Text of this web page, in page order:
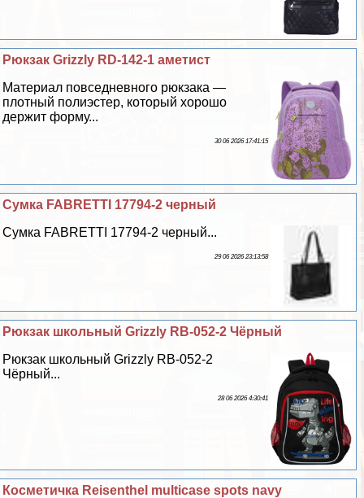
Рюкзак Grizzly RD-142-1 аметист
Материал повседневного рюкзака —
плотный полиэстер, который хорошо
держит форму...
30 06 2026 17:41:15
Сумка FABRETTI 17794-2 черный
Сумка FABRETTI 17794-2 черный...
29 06 2026 23:13:58
Рюкзак школьный Grizzly RB-052-2 Чёрный
Рюкзак школьный Grizzly RB-052-2
Чёрный...
28 06 2026 4:30:41
Косметичка Reisenthel multicase spots navy